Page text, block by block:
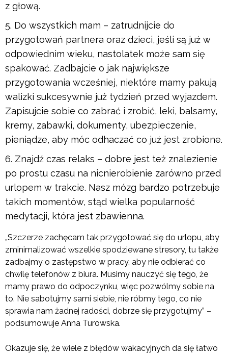
z głową.
Do wszystkich mam – zatrudnijcie do
przygotowań partnera oraz dzieci, jeśli są już w
odpowiednim wieku, nastolatek może sam się
spakować. Zadbajcie o jak największe
przygotowania wcześniej, niektóre mamy pakują
walizki sukcesywnie już tydzień przed wyjazdem.
Zapisujcie sobie co zabrać i zrobić, leki, balsamy,
kremy, zabawki, dokumenty, ubezpieczenie,
pieniądze, aby móc odhaczać co już jest zrobione.
Znajdź czas relaks – dobre jest też znalezienie
po prostu czasu na nicnierobienie zarówno przed
urlopem w trakcie. Nasz mózg bardzo potrzebuje
takich momentów, stąd wielka popularność
medytacji, która jest zbawienna.
„Szczerze zachęcam tak przygotować się do urlopu, aby
zminimalizować wszelkie spodziewane stresory, tu także
zadbajmy o zastępstwo w pracy, aby nie odbierać co
chwilę telefonów z biura. Musimy nauczyć się tego, że
mamy prawo do odpoczynku, więc pozwólmy sobie na
to. Nie sabotujmy sami siebie, nie róbmy tego, co nie
sprawia nam żadnej radości, dobrze się przygotujmy” –
podsumowuje Anna Turowska.
Okazuje się, że wiele z błędów wakacyjnych da się łatwo